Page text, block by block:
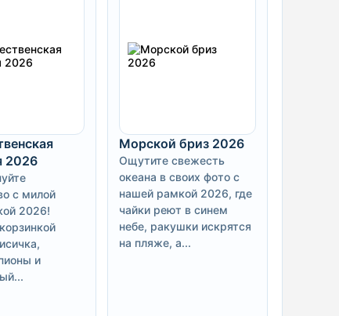
2026
с милой
2026!
и
Морской бриз 2026
Ощутите свежесть
океана в своих фото с
нашей рамкой 2026, где
чайки реют в синем
небе, ракушки искрятся
на пляже, а...